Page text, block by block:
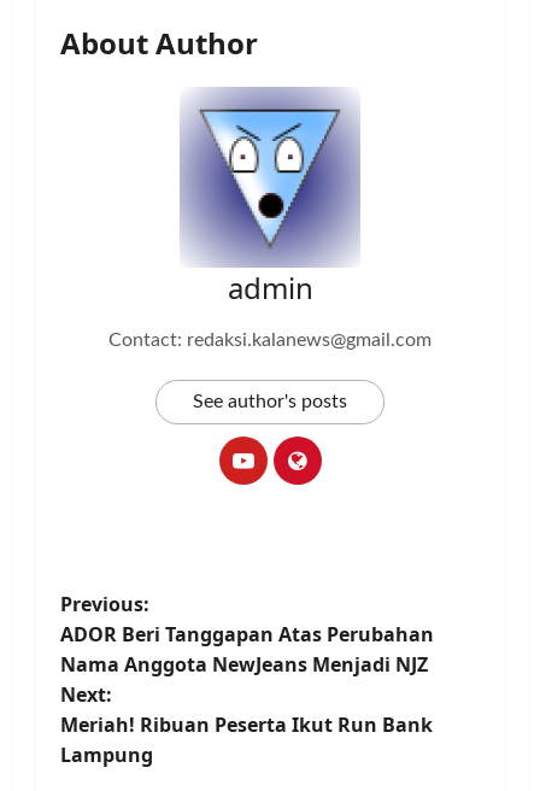
About Author
admin
Contact: redaksi.kalanews@gmail.com
See author's posts
P
o
s
t
Previous:
ADOR Beri Tanggapan Atas Perubahan
Nama Anggota NewJeans Menjadi NJZ
Next:
Meriah! Ribuan Peserta Ikut Run Bank
Lampung